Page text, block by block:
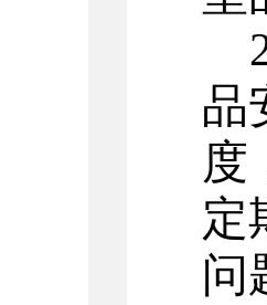
品
度
定
问